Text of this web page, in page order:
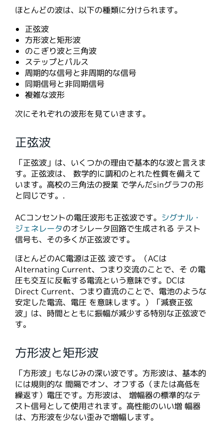
ほとんどの波は、以下の種類に分けられます。
正弦波
方形波と矩形波
のこぎり波と三角波
ステップとパルス
周期的な信号と非周期的な信号
同期信号と非同期信号
複雑な波形
次にそれぞれの波形を見ていきます。
正弦波
「正弦波」は、いくつかの理由で基本的な波と言えま
す。正弦波は、 数学的に調和のとれた性質を備えて
います。高校の三角法の授業 で学んだsinグラフの形
と同じです。.
ACコンセントの電圧波形も正弦波です。 シグナル・
ジェネレータのオシレータ回路で生成される テスト
信号も、その多くが正弦波です。
ほとんどのAC電源は正弦 波です。（ACは
Alternating Current、つまり交流のことで、そ の電
圧も交互に反転する電流という意味です。DCは
Direct Current、つまり直流のことで、電池のような
安定した電流、電圧 を意味します。）「減衰正弦
波」は、時間とともに振幅が減少する特別な正弦波で
す。
方形波と矩形波
「方形波」もなじみの深い波です。方形波は、基本的
には規則的な 間隔でオン、オフする（または高低を
繰返す）電圧です。方形波は、 増幅器の標準的なテ
スト信号として使用されます。高性能のいい増 幅器
は、方形波を少ない歪みで増幅します。